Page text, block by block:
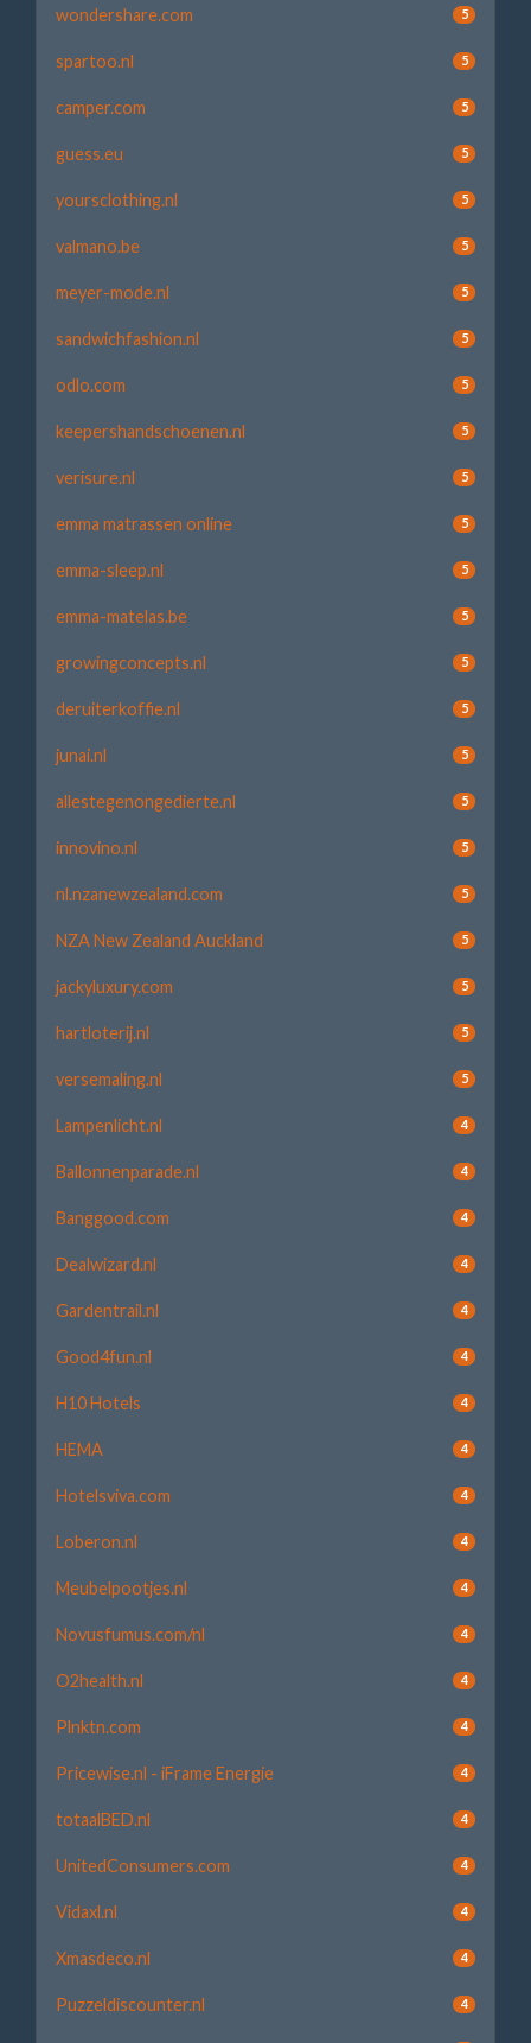
wondershare.com 5
spartoo.nl 5
camper.com 5
guess.eu 5
yoursclothing.nl 5
valmano.be 5
meyer-mode.nl 5
sandwichfashion.nl 5
odlo.com 5
keepershandschoenen.nl 5
verisure.nl 5
emma matrassen online 5
emma-sleep.nl 5
emma-matelas.be 5
growingconcepts.nl 5
deruiterkoffie.nl 5
junai.nl 5
allestegenongedierte.nl 5
innovino.nl 5
nl.nzanewzealand.com 5
NZA New Zealand Auckland 5
jackyluxury.com 5
hartloterij.nl 5
versemaling.nl 5
Lampenlicht.nl 4
Ballonnenparade.nl 4
Banggood.com 4
Dealwizard.nl 4
Gardentrail.nl 4
Good4fun.nl 4
H10 Hotels 4
HEMA 4
Hotelsviva.com 4
Loberon.nl 4
Meubelpootjes.nl 4
Novusfumus.com/nl 4
O2health.nl 4
Plnktn.com 4
Pricewise.nl - iFrame Energie 4
totaalBED.nl 4
UnitedConsumers.com 4
Vidaxl.nl 4
Xmasdeco.nl 4
Puzzeldiscounter.nl 4